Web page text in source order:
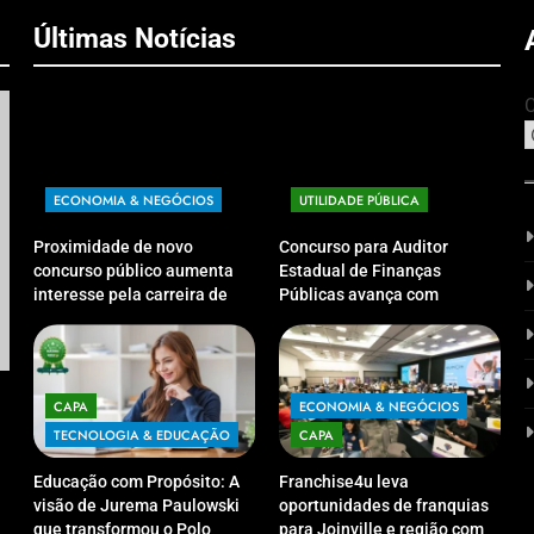
CAPA TECNOLOGIA & EDUCAÇÃO
Educação com Propósito: A visão de Jurema
Paulowski que transformou o Polo UniCV
Guarapuava em referência de acolhimento
04/09/2025
CAPA
para
Últimas Notícias
ECONOMIA & NEGÓCIOS
Proximidade de novo
concurso público aumenta
interesse pela carreira de
Públicas; live no Youtube irá
sanar dúvidas
UTILIDADE PÚBLICA
Concurso para Auditor
Estadual de Finanças
Públicas avança com
organizadora
CAPA
TECNOLOGIA & EDUCAÇÃO
Educação com Propósito: A
visão de Jurema Paulowski
que transformou o Polo
ECONOMIA & NEGÓCIOS
CAPA
Franchise4u leva
oportunidades de franquias
para Joinville e região com